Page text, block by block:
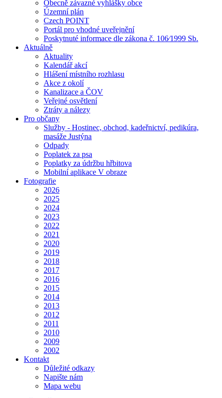
Obecně závazné vyhlášky obce
Územní plán
Czech POINT
Portál pro vhodné uveřejnění
Poskytnuté informace dle zákona č. 106⁄1999 Sb.
Aktuálně
Aktuality
Kalendář akcí
Hlášení místního rozhlasu
Akce z okolí
Kanalizace a ČOV
Veřejné osvětlení
Ztráty a nálezy
Pro občany
Služby - Hostinec, obchod, kadeřnictví, pedikúra,
masáže Justýna
Odpady
Poplatek za psa
Poplatky za údržbu hřbitova
Mobilní aplikace V obraze
Fotografie
2026
2025
2024
2023
2022
2021
2020
2019
2018
2017
2016
2015
2014
2013
2012
2011
2010
2009
2002
Kontakt
Důležité odkazy
Napište nám
Mapa webu